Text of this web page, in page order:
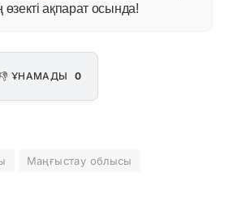
өзекті ақпарат осында!
👎 ҰНАМАДЫ 0
Маңғыстау облысы